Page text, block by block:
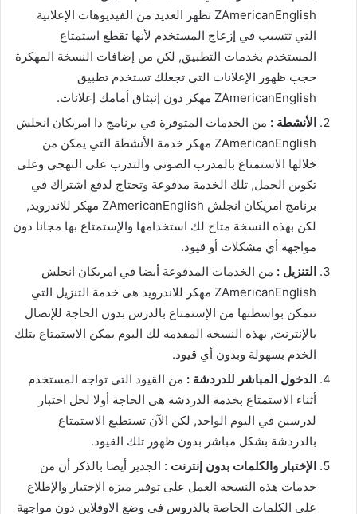
ZAmericanEnglish تظهر العديد من الفيديوهات الإعلانية
التي تتسبب في إزعاج المستخدم لأنها تقطع استمتاع
المستخدم بخدمات التطبيق, لكن من إضافات النسخة المهكرة
حجب ظهور الإعلانات التي تجعلك تستخدم تطبيق
ZAmericanEnglish مهكر دون إنبثاق أمامك إعلانات.
الأنشطة : من الخدمات المتوفرة في برنامج ذا امريكان انجلش
ZAmericanEnglish مهكر خدمة الأنشطة التي يمكن من
خلالها الاستمتاع بالمدرب الصوتي والتدرب على التهجي وعلى
تكوين الجمل, تلك الخدمة مدفوعة وتحتاج لدفع اشتراك في
برنامج امريكان انجلش ZAmericanEnglish مهكر للاندرويد,
لكن بهذه النسخة متاح لك استخدامها والإستمتاع بها مجانا دون
مواجهة أي مشكلات أو قيود.
التنزيل : من الخدمات المدفوعة أيضا في امريكان انجلش
ZAmericanEnglish مهكر للاندرويد هى خدمة التنزيل التي
تتمكن بواسطتها من الإستمتاع بالدرس بدون الحاجة للإتصال
بالإنترنت, بهذه النسخة المقدمة لك اليوم يمكن الاستمتاع بتلك
الخدم بسهولة وبدون أي قيود.
الدخول المباشر للدردشة : من القيود التي تواجه المستخدم
أثناء الاستمتاع بخدمة الدردشة هى الحاجة أولا لحل اختبار
لدرسين في اليوم الواحد, لكن الآن تستطيع الاستمتاع
بالدردشة بشكل مباشر بدون ظهور تلك القيود.
الإختبار والكلمات بدون إنترنت : الجدير أيضا بالذكر أن من
خدمات هذه النسخة العمل على توفير ميزة الإختبار والإطلاع
على الكلمات الخاصة بالدروس في وضع الاوفلاين دون مواجهة